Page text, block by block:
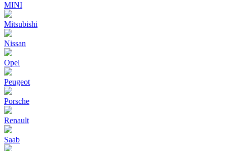
MINI
Mitsubishi
Nissan
Opel
Peugeot
Porsche
Renault
Saab